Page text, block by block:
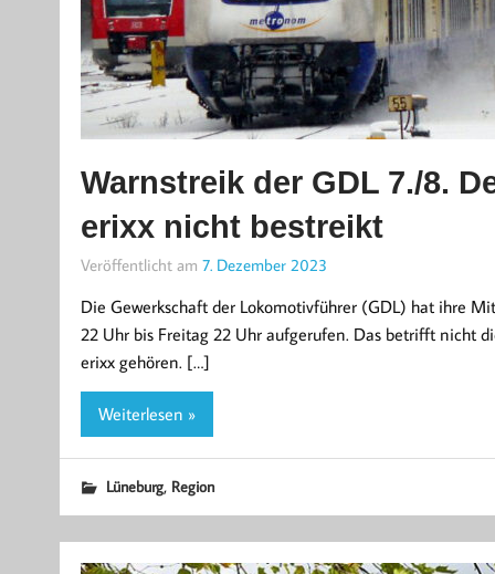
Warnstreik der GDL 7./8.
erixx nicht bestreikt
Veröffentlicht am 7. Dezember 2023
Die Gewerkschaft der Lokomotivführer (GDL) hat ihre
22 Uhr bis Freitag 22 Uhr aufgerufen. Das betrifft nicht
erixx gehören. […]
Weiterlesen »
Lüneburg, Region